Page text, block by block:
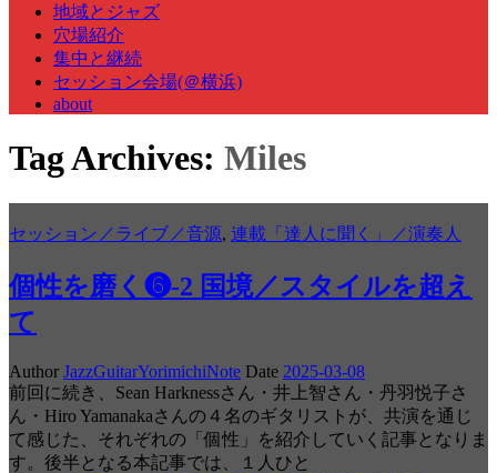
地域とジャズ
穴場紹介
集中と継続
セッション会場(＠横浜)
about
Tag Archives: Miles
セッション／ライブ／音源, 連載「達人に聞く」／演奏人
個性を磨く❻-2 国境／スタイルを超え
て
Author JazzGuitarYorimichiNote Date 2025-03-08
前回に続き、Sean Harknessさん・井上智さん・丹羽悦子さ
ん・Hiro Yamanakaさんの４名のギタリストが、共演を通じ
て感じた、それぞれの「個性」を紹介していく記事となりま
す。後半となる本記事では、１人ひと